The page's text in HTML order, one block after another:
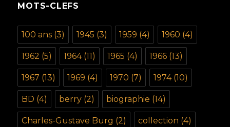
MOTS-CLEFS
100 ans (3) 1945 (3) 1959 (4) 1960 (4)
1962 (5) 1964(11) 1965 (4) 1966 (13)
1967 (13) 1969 (4) 1970 (7) 1974(10)
BD (4) berry (2) biographie (14)
Charles-Gustave Burg (2) collection (4)